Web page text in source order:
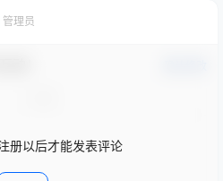
管理员
册以后才能发表评论